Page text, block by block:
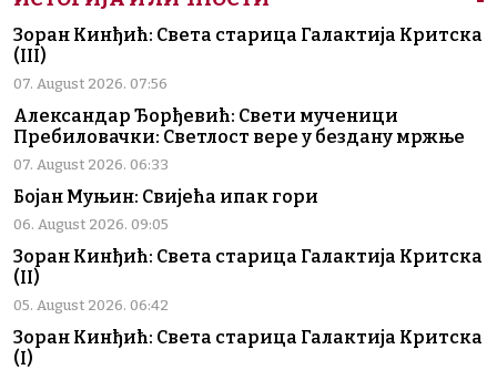
Зоран Кинђић: Света старица Галактија Критска
(III)
07. August 2026. 07:56
Александар Ђорђевић: Свети мученици
Пребиловачки: Светлост вере у бездану мржње
07. August 2026. 06:33
Бојан Муњин: Свијећа ипак гори
06. August 2026. 09:05
Зоран Кинђић: Света старица Галактија Критска
(II)
05. August 2026. 06:42
Зоран Кинђић: Света старица Галактија Критска
(I)